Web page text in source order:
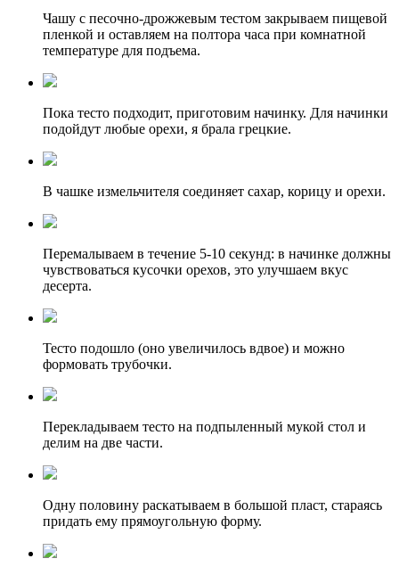
Чашу с песочно-дрожжевым тестом закрываем пищевой
пленкой и оставляем на полтора часа при комнатной
температуре для подъема.
Пока тесто подходит, приготовим начинку. Для начинки
подойдут любые орехи, я брала грецкие.
В чашке измельчителя соединяет сахар, корицу и орехи.
Перемалываем в течение 5-10 секунд: в начинке должны
чувствоваться кусочки орехов, это улучшаем вкус
десерта.
Тесто подошло (оно увеличилось вдвое) и можно
формовать трубочки.
Перекладываем тесто на подпыленный мукой стол и
делим на две части.
Одну половину раскатываем в большой пласт, стараясь
придать ему прямоугольную форму.